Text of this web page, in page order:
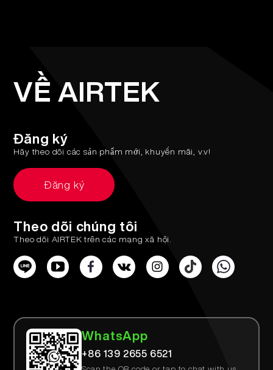
繁體中文
VỀ AIRTEK
Đăng ký
Hãy theo dõi các sản phẩm mới, khuyến mãi, v.v!
Đăng ký
Theo dõi chúng tôi
Theo dõi AIRTEK trên các mạng xã hội.
WhatsApp
+86 139 2655 6521